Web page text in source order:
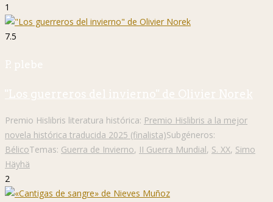
1
7.5
P. plebe
"Los guerreros del invierno" de Olivier Norek
Premio Hislibris literatura histórica: Premio Hislibris a la mejor
novela histórica traducida 2025 (finalista)Subgéneros:
BélicoTemas: Guerra de Invierno, II Guerra Mundial, S. XX, Simo
Häyhä
2